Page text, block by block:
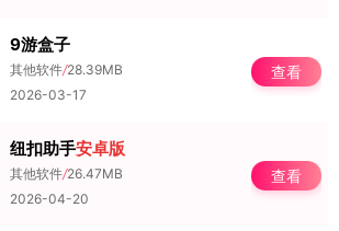
9游盒子
其他软件/28.39MB
2026-03-17
查看
纽扣助手安卓版
其他软件/26.47MB
2026-04-20
查看